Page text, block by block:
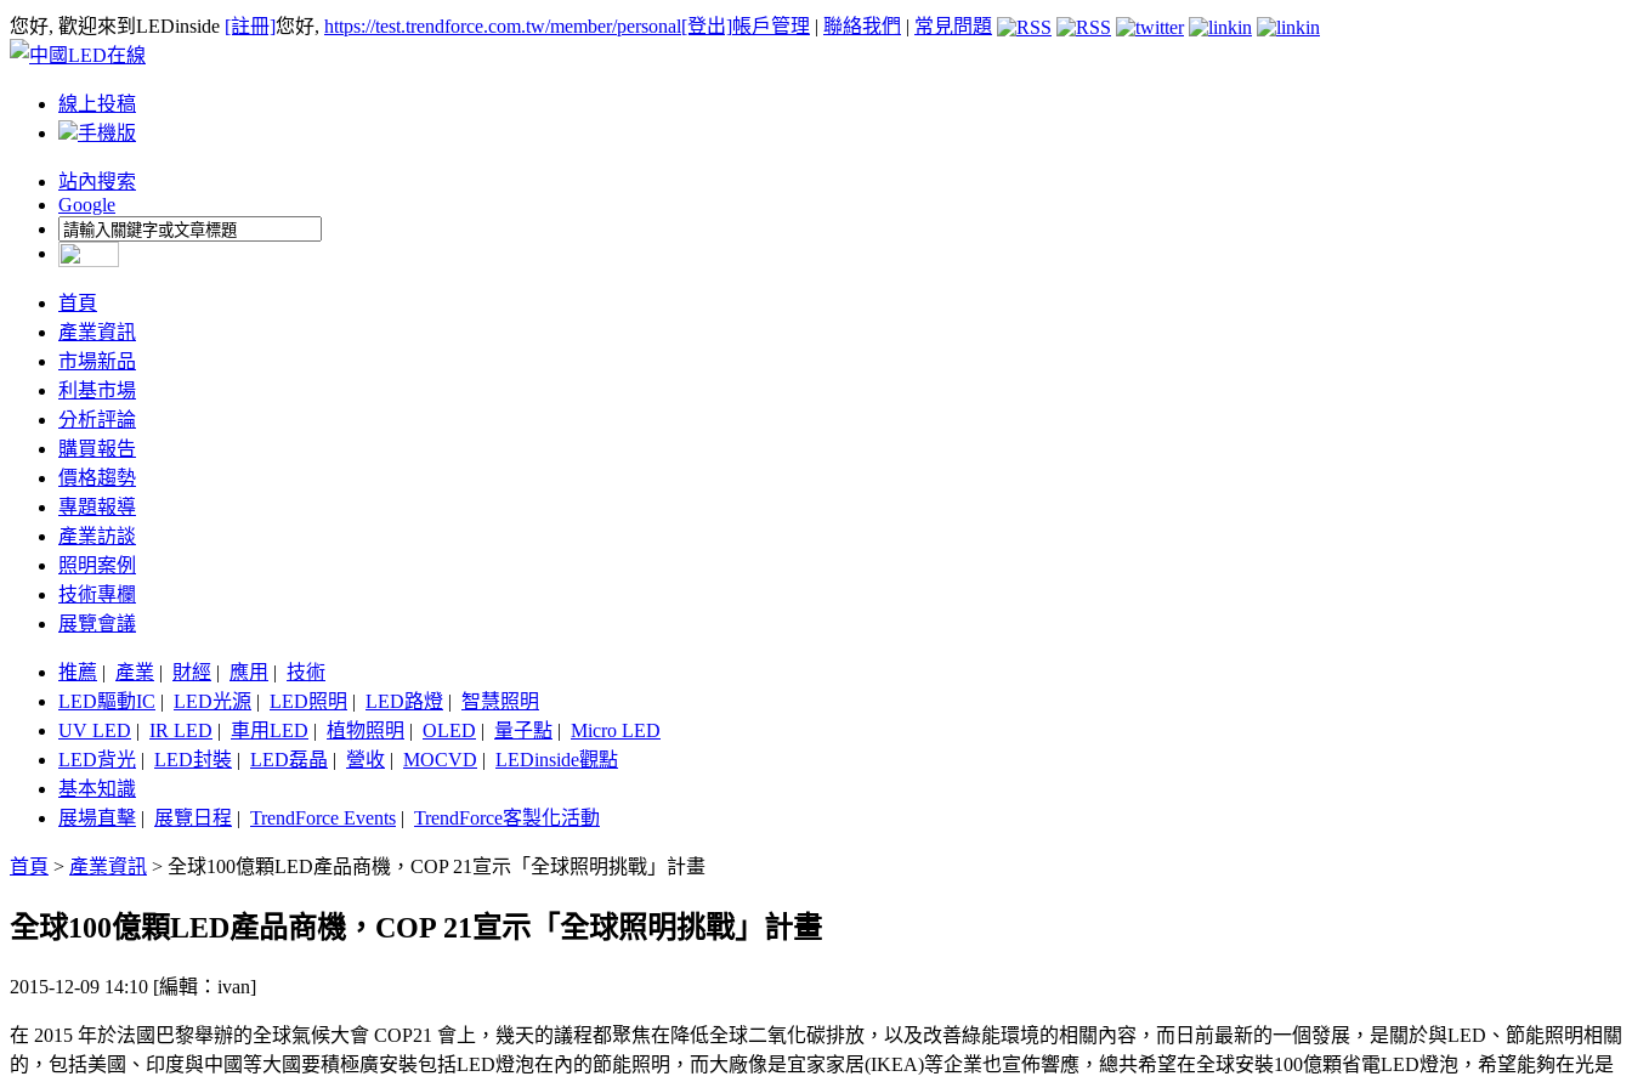
您好, 歡迎來到LEDinside [註冊]您好, https://test.trendforce.com.tw/member/personal[登出]帳戶管理 | 聯絡我們 | 常見問題
線上投稿
手機版
站內搜索
Google
首頁
產業資訊
市場新品
利基市場
分析評論
購買報告
價格趨勢
專題報導
產業訪談
照明案例
技術專欄
展覽會議
推薦 | 產業 | 財經 | 應用 | 技術
LED驅動IC | LED光源 | LED照明 | LED路燈 | 智慧照明
UV LED | IR LED | 車用LED | 植物照明 | OLED | 量子點 | Micro LED
LED背光 | LED封裝 | LED磊晶 | 營收 | MOCVD | LEDinside觀點
基本知識
展場直擊 | 展覽日程 | TrendForce Events | TrendForce客製化活動
首頁 > 產業資訊 > 全球100億顆LED產品商機，COP 21宣示「全球照明挑戰」計畫
全球100億顆LED產品商機，COP 21宣示「全球照明挑戰」計畫
2015-12-09 14:10 [編輯：ivan]
在 2015 年於法國巴黎舉辦的全球氣候大會 COP21 會上，幾天的議程都聚焦在降低全球二氧化碳排放，以及改善綠能環境的相關內容，而日前最新的一個發展，是關於與LED、節能照明相關
的，包括美國、印度與中國等大國要積極廣安裝包括LED燈泡在內的節能照明，而大廠像是宜家家居(IKEA)等企業也宣佈響應，總共希望在全球安裝100億顆省電LED燈泡，希望能夠在光是